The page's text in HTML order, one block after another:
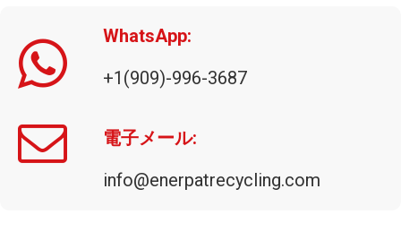
WhatsApp:
+1(909)-996-3687
電子メール:
info@enerpatrecycling.com